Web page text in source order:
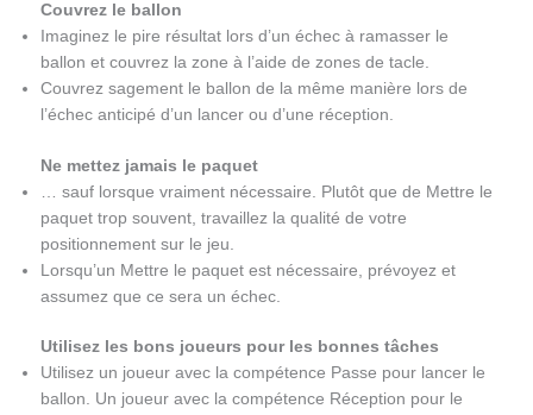
Couvrez le ballon
Imaginez le pire résultat lors d’un échec à ramasser le
ballon et couvrez la zone à l’aide de zones de tacle.
Couvrez sagement le ballon de la même manière lors de
l’échec anticipé d’un lancer ou d’une réception.
Ne mettez jamais le paquet
… sauf lorsque vraiment nécessaire. Plutôt que de Mettre le
paquet trop souvent, travaillez la qualité de votre
positionnement sur le jeu.
Lorsqu’un Mettre le paquet est nécessaire, prévoyez et
assumez que ce sera un échec.
Utilisez les bons joueurs pour les bonnes tâches
Utilisez un joueur avec la compétence Passe pour lancer le
ballon. Un joueur avec la compétence Réception pour le